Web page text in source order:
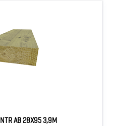
AB 28X95 3,9M